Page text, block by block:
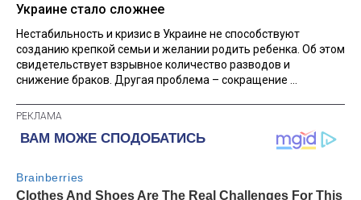
Украине стало сложнее
Нестабильность и кризис в Украине не способствуют
созданию крепкой семьи и желании родить ребенка. Об этом
свидетельствует взрывное количество разводов и
снижение браков. Другая проблема – сокращение ...